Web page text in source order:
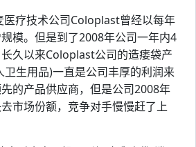
医疗技术公司Coloplast曾经以每年
模。但是到了2008年公司一年内4
久以来Coloplast公司的造瘘袋产
卫生用品)一直是公司丰厚的利润来
的产品供应商，但是公司2008年
市场份额，竞争对手慢慢赶了上